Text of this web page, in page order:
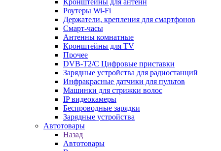
Кронштейны для антенн
Роутеры Wi-Fi
Держатели, крепления для смартфонов
Смарт-часы
Антенны комнатные
Кронштейны для TV
Прочее
DVB-T2/C Цифровые приставки
Зарядные устройства для радиостанций
Инфракрасные датчики для пультов
Машинки для стрижки волос
IP видеокамеры
Беспроводные зарядки
Зарядные устройства
Автотовары
Назад
Автотовары